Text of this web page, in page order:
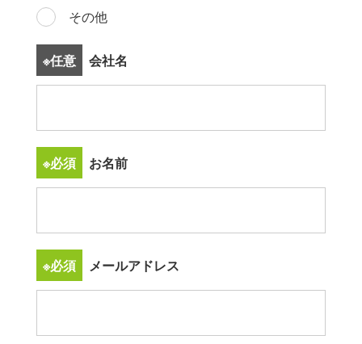
その他
※任意 会社名
※必須 お名前
※必須 メールアドレス